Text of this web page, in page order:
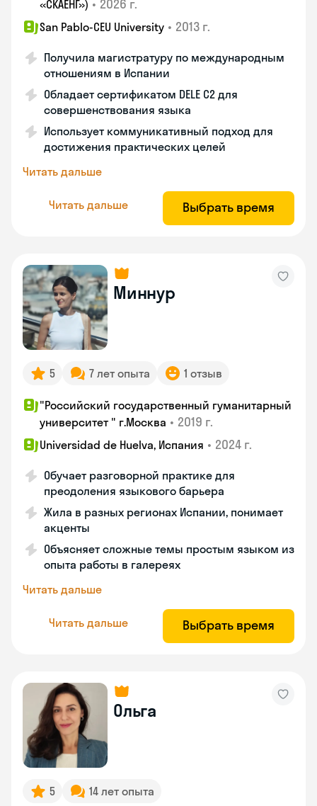
«СКАЕНГ») • 2026 г.
San Pablo-CEU University • 2013 г.
Получила магистратуру по международным
отношениям в Испании
Обладает сертификатом DELE C2 для
совершенствования языка
Использует коммуникативный подход для
достижения практических целей
Читать дальше
Читать дальше Выбрать время
Миннур
5 7 лет опыта 1 отзыв
"Российский государственный гуманитарный
университет " г.Москва • 2019 г.
Universidad de Huelva, Испания • 2024 г.
Обучает разговорной практике для
преодоления языкового барьера
Жила в разных регионах Испании, понимает
акценты
Объясняет сложные темы простым языком из
опыта работы в галереях
Читать дальше
Читать дальше Выбрать время
Ольга
5 14 лет опыта